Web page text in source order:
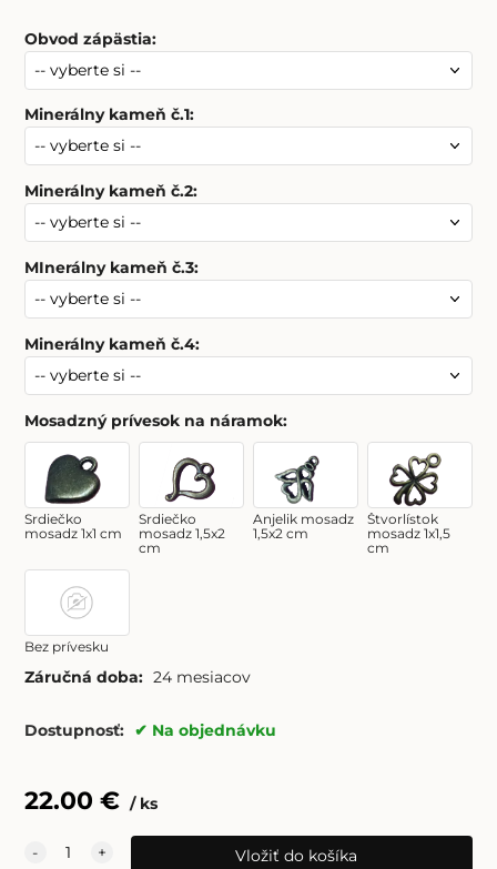
Obvod zápästia:
Minerálny kameň č.1:
Minerálny kameň č.2:
MInerálny kameň č.3:
Minerálny kameň č.4:
Mosadzný prívesok na náramok:
Srdiečko
mosadz 1x1 cm
Srdiečko
mosadz 1,5x2
cm
Anjelik mosadz
1,5x2 cm
Štvorlístok
mosadz 1x1,5
cm
Bez prívesku
Záručná doba: 24 mesiacov
Dostupnosť: Na objednávku
22.00 € ks